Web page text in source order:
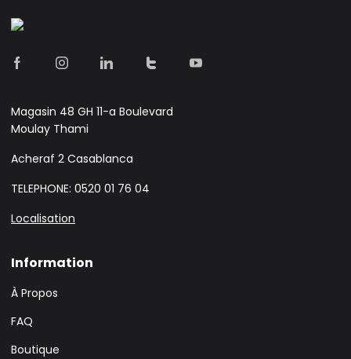
Magasin 48 GH 11-a Boulevard
Moulay Thami
Acheraf 2 Casablanca
TELEPHONE: 0520 01 76 04
Localisation
Information
À Propos
FAQ
Boutique